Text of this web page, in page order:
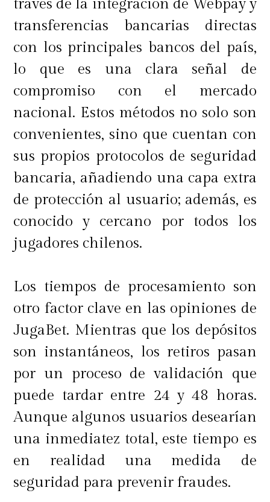
compras de tecnología.
Esperar el momento adecuado
Finalmente, una estrategia efectiva
es simplemente esperar el momento
adecuado para realizar la compra.
Muchos productos tecnológicos
bajan de precio tras el lanzamiento
de una nueva versión o con el paso
el equipo de manera inmediata,
esperar un poco puede traducirse en
un ahorro considerable.
Ahorrar dinero al comprar
tecnología sin sacrificar calidad no
es un imposible. Se trata de ser
estratégico, evaluar cuidadosamente
en qué componentes es crucial
través de la integración de Webpay y
transferencias bancarias directas
con los principales bancos del país,
lo que es una clara señal de
compromiso con el mercado
nacional. Estos métodos no solo son
convenientes, sino que cuentan con
sus propios protocolos de seguridad
bancaria, añadiendo una capa extra
de protección al usuario; además, es
conocido y cercano por todos los
jugadores chilenos.
Los tiempos de procesamiento son
otro factor clave en las opiniones de
JugaBet. Mientras que los depósitos
son instantáneos, los retiros pasan
por un proceso de validación que
puede tardar entre 24 y 48 horas.
Aunque algunos usuarios desearían
una inmediatez total, este tiempo es
en realidad una medida de
seguridad para prevenir fraudes.